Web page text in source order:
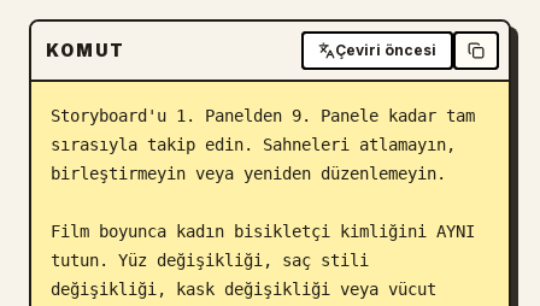
KOMUT Çeviri öncesi
Storyboard'u 1. Panelden 9. Panele kadar tam
sırasıyla takip edin. Sahneleri atlamayın,
birleştirmeyin veya yeniden düzenlemeyin.
Film boyunca kadın bisikletçi kimliğini AYNI
tutun. Yüz değişikliği, saç stili
değişikliği, kask değişikliği veya vücut